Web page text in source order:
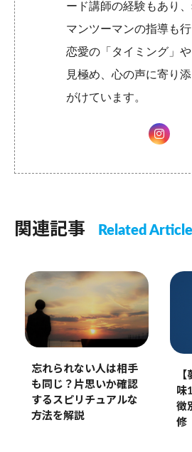
ード講師の経験もあり
マンツーマンの指導も行
恋愛の「タイミング」
見極め、心の声に寄り
がけています。
関連記事 Related
忘れられない人は相手
も同じ？片思いか確認
するスピリチュアルな
方法を解説
味
徴
修